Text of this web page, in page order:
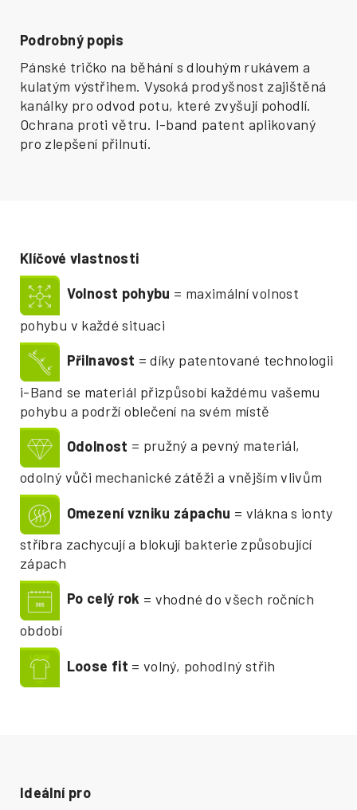
Podrobný popis
Pánské tričko na běhání s dlouhým rukávem a
kulatým výstřihem. Vysoká prodyšnost zajištěná
kanálky pro odvod potu, které zvyšují pohodlí.
Ochrana proti větru. I-band patent aplikovaný
pro zlepšení přilnutí.
Ideální pro
Klíčové vlastnosti
Volnost pohybu = maximální volnost
pohybu v každé situaci
Přilnavost = díky patentované technologii
i-Band se materiál přizpůsobí každému vašemu
pohybu a podrží oblečení na svém místě
Odolnost = pružný a pevný materiál,
odolný vůči mechanické zátěži a vnějším vlivům
Omezení vzniku zápachu = vlákna s ionty
stříbra zachycují a blokují bakterie způsobující
zápach
Po celý rok = vhodné do všech ročních
období
Loose fit = volný, pohodlný střih